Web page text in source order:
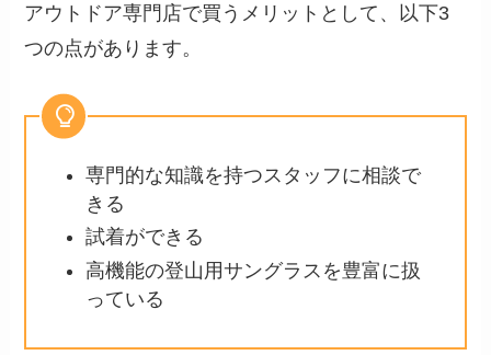
アウトドア専門店で買うメリットとして、以下3
つの点があります。
専門的な知識を持つスタッフに相談で
きる
試着ができる
高機能の登山用サングラスを豊富に扱
っている